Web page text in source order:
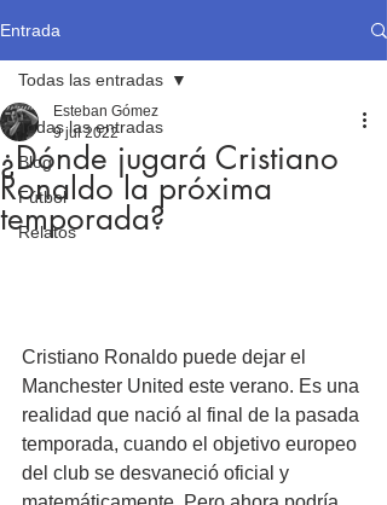
Entrada
Todas las entradas
Blog
Fútbol
Relatos
Todas las entradas
¿Dónde jugará Cristiano
Ronaldo la próxima
temporada?
Esteban Gómez
9 jul 2022
Cristiano Ronaldo puede dejar el
Manchester United este verano. Es una
realidad que nació al final de la pasada
temporada, cuando el objetivo europeo
del club se desvaneció oficial y